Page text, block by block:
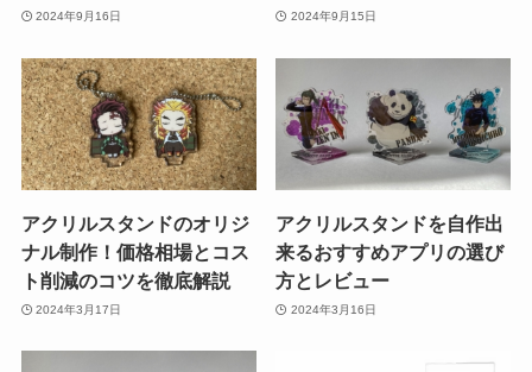
2024年9月16日 2024年9月15日
アクリルスタンドのオリジ
ナル制作！価格相場とコス
ト削減のコツを徹底解説
2024年3月17日
アクリルスタンドを自作出
来るおすすめアプリの選び
方とレビュー
2024年3月16日